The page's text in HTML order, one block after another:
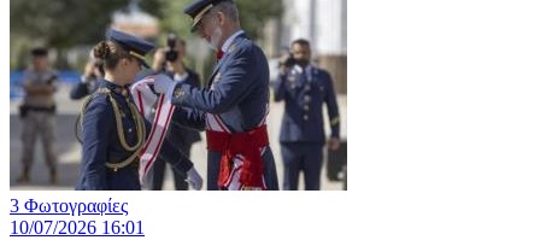
3 Φωτογραφίες
10/07/2026 16:01